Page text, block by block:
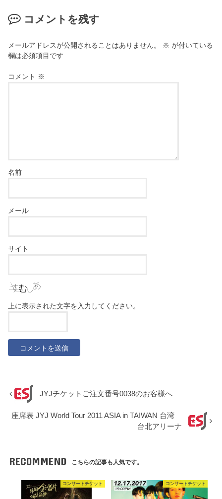
コメントを残す
メールアドレスが公開されることはありません。 ※ が付いている
欄は必須項目です
コメント ※
名前
メール
サイト
上に表示された文字を入力してください。
JYJチケットご注文番号0038のお客様へ
座席表 JYJ World Tour 2011 ASIA in TAIWAN 台湾
台北アリーナ
RECOMMEND こちらの記事も人気です。
コンサートチケット コンサートチケット